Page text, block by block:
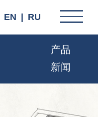
EN | RU
产品
新闻